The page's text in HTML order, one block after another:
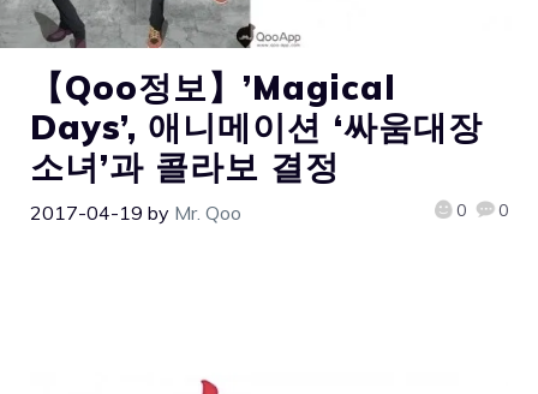
【Qoo정보】’Magical
Days’, 애니메이션 ‘싸움대장
소녀’과 콜라보 결정
2017-04-19 by Mr. Qoo 0 0